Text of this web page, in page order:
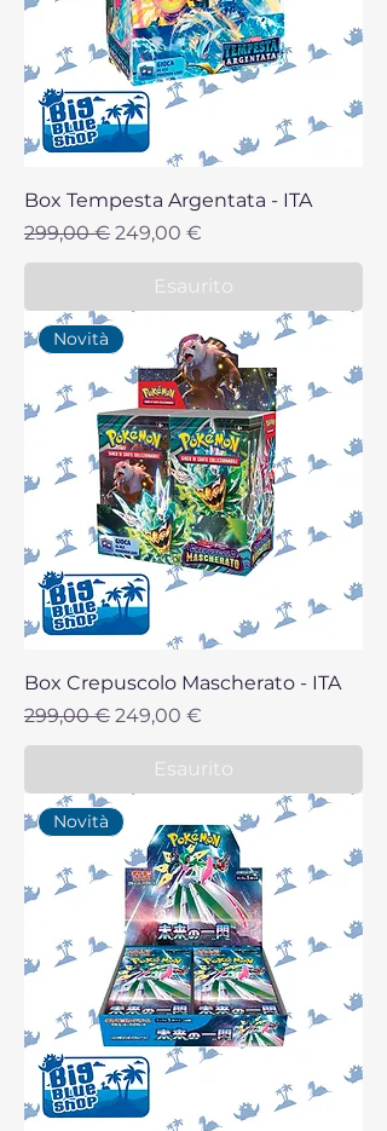
Box Tempesta Argentata - ITA
Prezzo regolare
299,00 € Prezzo scontato
249,00 €
Esaurito
Novità
Box Crepuscolo Mascherato - ITA
Prezzo regolare
299,00 € Prezzo scontato
249,00 €
Esaurito
Novità